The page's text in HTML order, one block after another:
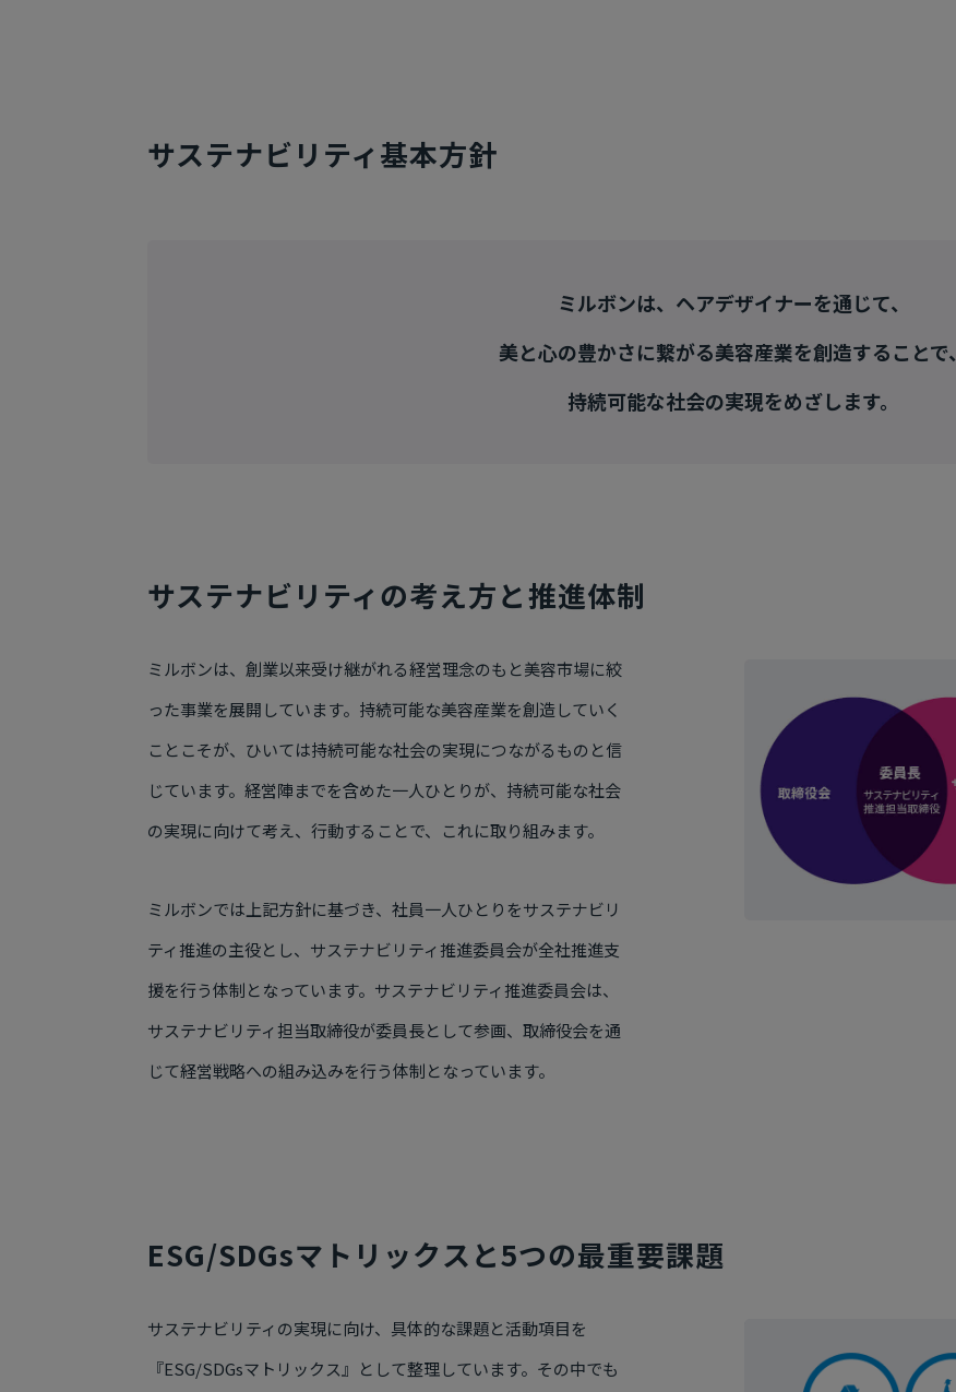
サステナビリティ基本方針
ミルボンは、ヘアデザイナーを通じて、
美と心の豊かさに繋がる美容産業を創造することで、
持続可能な社会の実現をめざします。
サステナビリティの考え方と推進体制
ミルボンは、創業以来受け継がれる経営理念のもと美容市場に絞
った事業を展開しています。持続可能な美容産業を創造していく
ことこそが、ひいては持続可能な社会の実現につながるものと信
じています。経営陣までを含めた一人ひとりが、持続可能な社会
の実現に向けて考え、行動することで、これに取り組みます。
ミルボンでは上記方針に基づき、社員一人ひとりをサステナビリ
ティ推進の主役とし、サステナビリティ推進委員会が全社推進支
援を行う体制となっています。サステナビリティ推進委員会は、
サステナビリティ担当取締役が委員長として参画、取締役会を通
じて経営戦略への組み込みを行う体制となっています。
ESG/SDGsマトリックスと5つの最重要課題
サステナビリティの実現に向け、具体的な課題と活動項目を
『ESG/SDGsマトリックス』として整理しています。その中でも